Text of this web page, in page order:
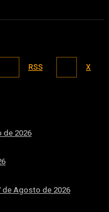
RSS X
de 2026
de Agosto de 2026